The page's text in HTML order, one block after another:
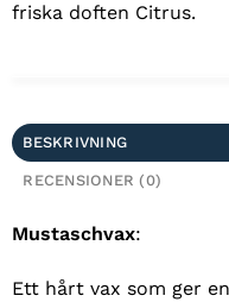
friska doften Citrus.
BESKRIVNING
RECENSIONER (0)
Mustaschvax:
Ett hårt vax som ger